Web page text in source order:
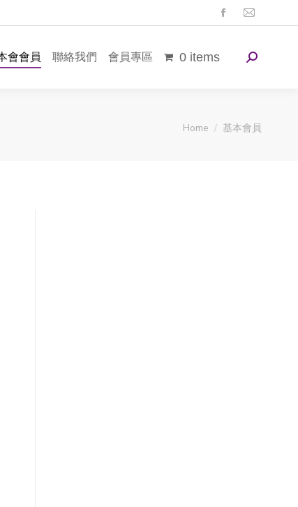
會會員 聯絡我們 會員專區 0 items
You are here:
Home 基本會員